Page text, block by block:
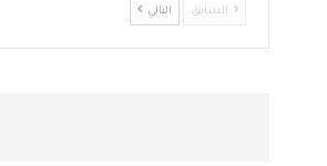
السابق التالي